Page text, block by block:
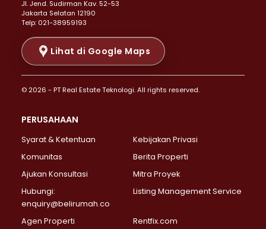
Properti Dijual di Tanah Abang >
Properti Dijual di Cikini >
Properti Dijual di Kramat >
Properti Dijual di Pasar Baru >
Properti Dijual di Bendungan Hilir >
Properti Dijual di Jakarta Selatan >
Properti Dijual di Lebak Bulus >
Properti Dijual di Gandaria Selatan >
Properti Dijual di Pondok Labu >
Properti Dijual di Lenteng Agung >
Properti Dijual di Senayan >
Properti Dijual di Pondok Pinang >
JI. Jend. Sudirman Kav. 52-53
Jakarta Selatan 12190
Telp: 021-38959193
Lihat di Google Maps
© 2026 - PT Real Estate Teknologi. All rights reserved.
PERUSAHAAN
Syarat & Ketentuan
Kebijakan Privasi
Komunitas
Berita Properti
Ajukan Konsultasi
Mitra Proyek
Hubungi:
enquiry@belirumah.co
Listing Management Service
Agen Properti Rentfix.com